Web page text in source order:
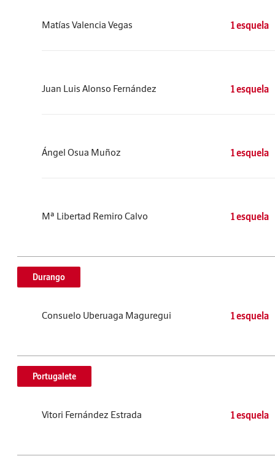
Matías Valencia Vegas 1 esquela
Juan Luis Alonso Fernández 1 esquela
Ángel Osua Muñoz 1 esquela
Mª Libertad Remiro Calvo 1 esquela
Durango
Consuelo Uberuaga Maguregui 1 esquela
Portugalete
Vitori Fernández Estrada 1 esquela